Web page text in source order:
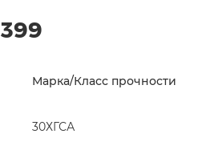
399
Марка/Класс прочности
30ХГСА